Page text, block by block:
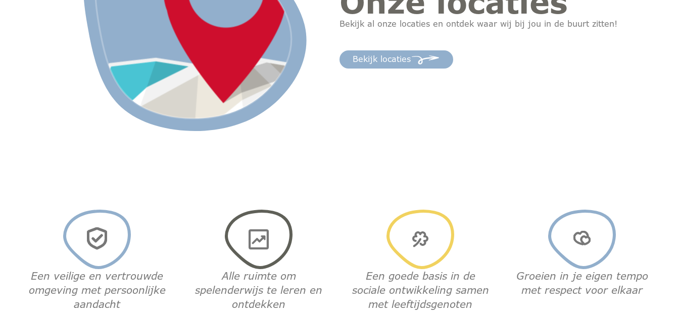
Bekijk al onze locaties en ontdek waar wij bij jou in de buurt zitten!
Bekijk locaties
Een veilige en vertrouwde
omgeving met persoonlijke
aandacht
Alle ruimte om
spelenderwijs te leren en
ontdekken
Een goede basis in de
sociale ontwikkeling samen
met leeftijdsgenoten
Groeien in je eigen tempo
met respect voor elkaar